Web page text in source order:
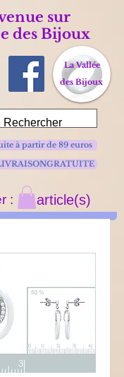
sur
des Bijoux
La Vallée
des Bijoux
à partir de 89 euros
: article(s)